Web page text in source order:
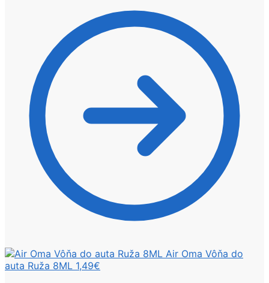
Air Oma Vôňa do
auta Ruža 8ML 1,49€